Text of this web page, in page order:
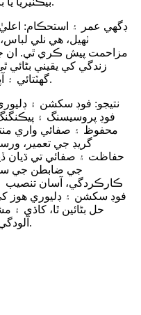
ڊگهي عمر ۽ استحڪام:
ٺهيل، هي نلي
مزاحمت پيش ڪري ٿي. ان
زندگي کي يقيني
گهٽتائي ۽ آپريشنل ڪارڪردگي ۾ اضافو ٿئي ٿو.
نتيجو: فوڊ سکشن ۽
فوڊ پروسيسنگ ۽
محفوظ ۽ صفائي واري
گريڊ جي تعمير،
حفاظت ۽ صفائي تي ڌيان
جي ضابطن جي
ڪارڪردگي، آسان تنصيب ۽
فوڊ سکشن ۽ ڊليوري هوز
حل بڻائين ٿا، کاڌي
آلودگي کان پاڪ منتقلي کي يقيني بڻائين ٿا.